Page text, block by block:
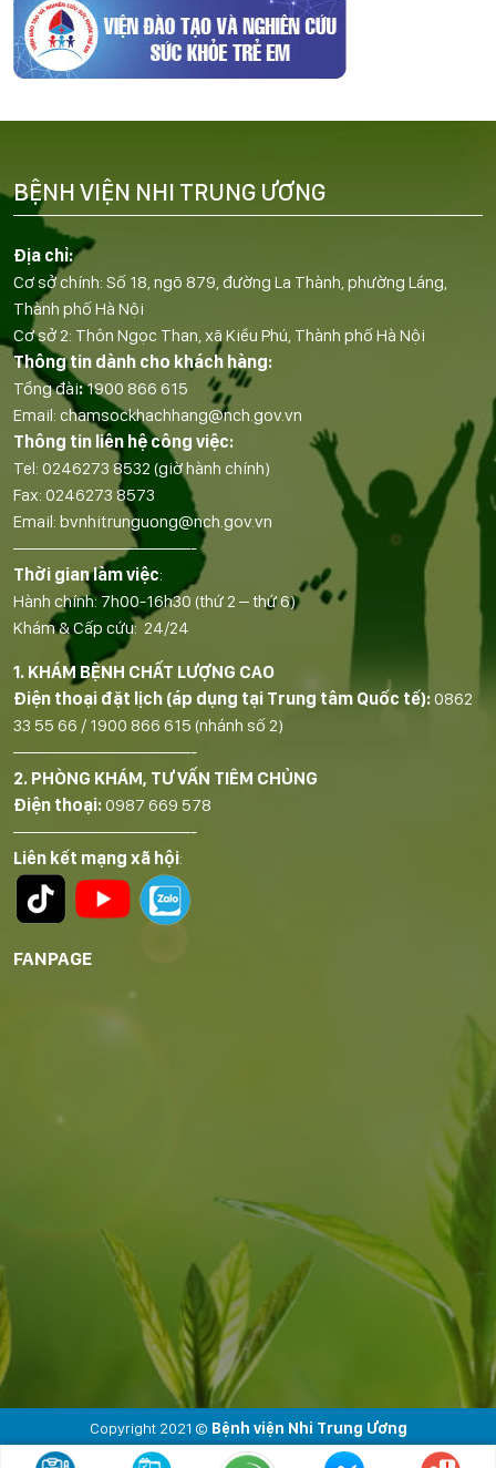
Địa chỉ:
Cơ sở chính: Số 18, ngõ 879, đường La Thành, phường Láng,
Thành phố Hà Nội
Cơ sở 2: Thôn Ngọc Than, xã Kiều Phú, Thành phố Hà Nội
Thông tin dành cho khách hàng:
Tổng đài:1900 866 615
Email: chamsockhachhang@nch.gov.vn
Thông tin liên hệ công việc:
Tel: 0246273 8532 (giờ hành chính)
Fax: 0246273 8573
Email: bvnhitrunguong@nch.gov.vn
——————————-
Thời gian làm việc:
Hành chính: 7h00-16h30 (thứ 2 – thứ 6)
Khám & Cấp cứu: 24/24
1. KHÁM BỆNH CHẤT LƯỢNG CAO
Điện thoại đặt lịch (áp dụng tại Trung tâm Quốc tế):0862
33 55 66 / 1900 866 615 (nhánh số 2)
——————————-
2. PHÒNG KHÁM, TƯ VẤN TIÊM CHỦNG
Điện thoại:0987 669 578
——————————-
Liên kết mạng xã hội:
FANPAGE
BỆNH VIỆN NHI TRUNG ƯƠNG
Copyright 2021 © Bệnh viện Nhi Trung Ương